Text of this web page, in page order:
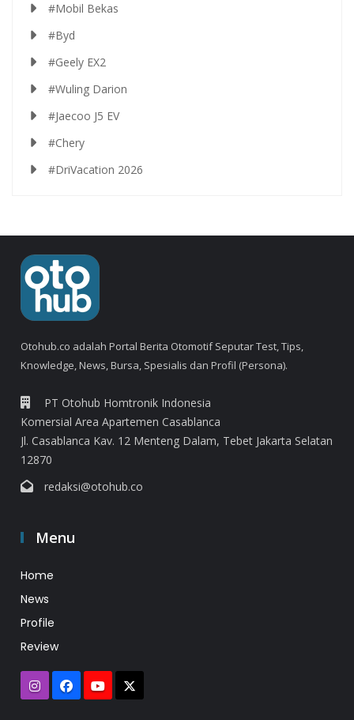
#Mobil Bekas
#Byd
#Geely EX2
#Wuling Darion
#Jaecoo J5 EV
#Chery
#DriVacation 2026
Otohub.co adalah Portal Berita Otomotif Seputar Test, Tips,
Knowledge, News, Bursa, Spesialis dan Profil (Persona).
PT Otohub Homtronik Indonesia
Komersial Area Apartemen Casablanca
Jl. Casablanca Kav. 12 Menteng Dalam, Tebet Jakarta Selatan
12870
redaksi@otohub.co
Menu
Home
News
Profile
Review